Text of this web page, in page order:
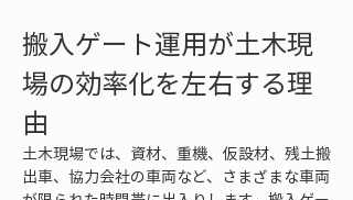
搬入ゲート運用が土木現
場の効率化を左右する理
由
土木現場では、資材、重機、仮設材、残土搬
出車、協力会社の車両など、さまざまな車両